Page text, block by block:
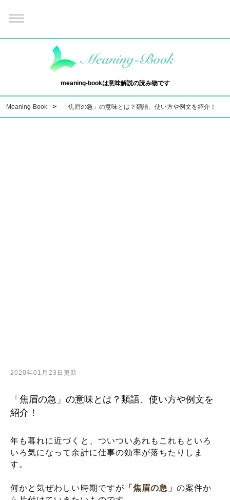
meaning-bookは意味解説の読み物です
Meaning-Book 「焦眉の急」の意味とは？類語、使い方や例文を紹介！
2020年01月23日更新
「焦眉の急」の意味とは？類語、使い方や例文を
紹介！
年も暮れに近づくと、ついついあれもこれもといろ
いろ気になって余計に仕事の効率が落ちたりしま
す。
何かと気ぜわしい時期ですが 「焦眉の急」の案件か